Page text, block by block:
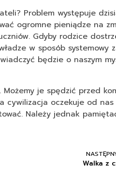
Problem występuje
ogromne pieniądze na
Gdyby rodzice
w sposób systemowy
będzie o naszym
je spędzić przed
cywilizacja oczekuje od nas
Należy jednak
Walka z